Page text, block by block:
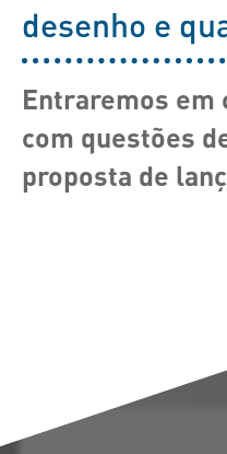
desenho e
Entraremos em
com questões
proposta de